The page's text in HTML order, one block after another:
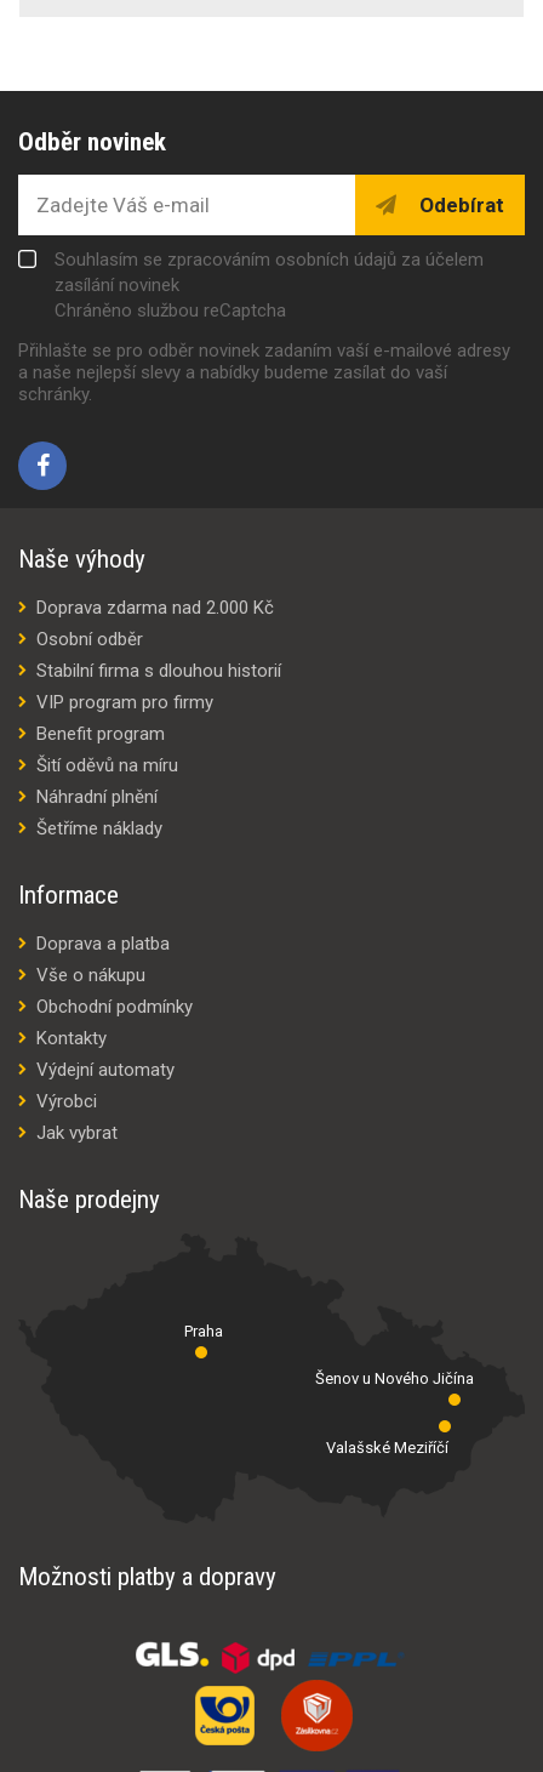
Odběr novinek
Odebírat
Souhlasím se zpracováním osobních údajů za účelem
zasílání novinek
Chráněno službou reCaptcha
Přihlašte se pro odběr novinek zadaním vaší e-mailové adresy
a naše nejlepší slevy a nabídky budeme zasílat do vaší
schránky.
Naše výhody
Doprava zdarma nad 2.000 Kč
Osobní odběr
Stabilní firma s dlouhou historií
VIP program pro firmy
Benefit program
Šití oděvů na míru
Náhradní plnění
Šetříme náklady
Informace
Doprava a platba
Vše o nákupu
Obchodní podmínky
Kontakty
Výdejní automaty
Výrobci
Jak vybrat
Naše prodejny
Praha
Valašské Meziříčí
Šenov u Nového Jičína
Možnosti platby a dopravy